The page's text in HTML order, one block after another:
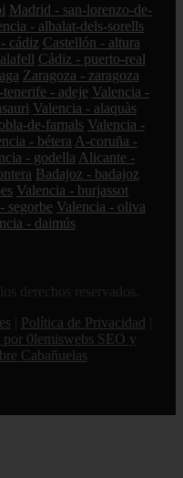
Madrid - san-lorenzo-de-
- albalat-dels-sorells
cádiz Castellón - altura
Cádiz - puerto-real
Zaragoza - zaragoza
- adeje Valencia -
Valencia - alaquàs
de-farnals Valencia -
- bétera A-coruña -
- godella Alicante -
Badajoz - badajoz
Valencia - burjassot
segorbe Valencia - oliva
- daimús
derechos reservados.
Política de Privacidad
por 0lemiswebs SEO y
Cabañuelas